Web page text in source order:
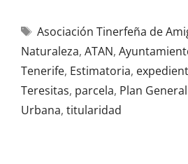
Asociación Tinerfeña de
Naturaleza, ATAN,
Tenerife, Estimatoria,
Teresitas, parcela, Plan
Urbana, titularidad